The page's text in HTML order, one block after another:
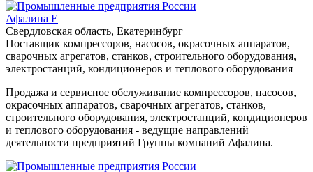
Афалина Е
Свердловская область, Екатеринбург
Поставщик компрессоров, насосов, окрасочных аппаратов,
сварочных агрегатов, станков, строительного оборудования,
электростанций, кондиционеров и теплового оборудования
Продажа и сервисное обслуживание компрессоров, насосов,
окрасочных аппаратов, сварочных агрегатов, станков,
строительного оборудования, электростанций, кондиционеров
и теплового оборудования - ведущие направлений
деятельности предприятий Группы компаний Афалина.